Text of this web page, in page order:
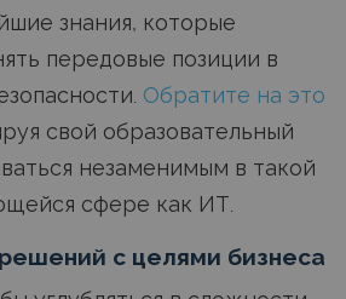
знания, которые
передовые позиции в
Обратите на это
свой образовательный
незаменимым в такой
сфере как ИТ.
с целями бизнеса